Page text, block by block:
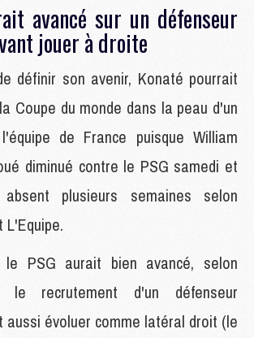
avancé sur un défenseur
jouer à droite
définir son avenir, Konaté pourrait
Coupe du monde dans la peau d'un
de France puisque William
diminué contre le PSG samedi et
plusieurs semaines selon
PSG aurait bien avancé, selon
le recrutement d'un défenseur
aussi évoluer comme latéral droit (le